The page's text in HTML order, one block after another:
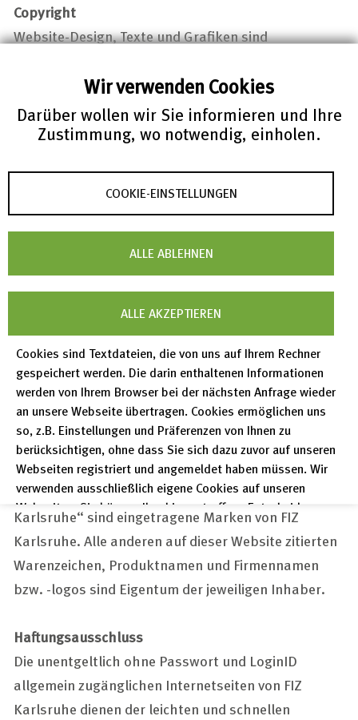
Wir verwenden Cookies
Darüber wollen wir Sie informieren und Ihre
Zustimmung, wo notwendig, einholen.
COOKIE-EINSTELLUNGEN
ALLE ABLEHNEN
ALLE AKZEPTIEREN
Cookies sind Textdateien, die von uns auf Ihrem Rechner
gespeichert werden. Die darin enthaltenen Informationen
werden von Ihrem Browser bei der nächsten Anfrage wieder
an unsere Webseite übertragen. Cookies ermöglichen uns
so, z.B. Einstellungen und Präferenzen von Ihnen zu
berücksichtigen, ohne dass Sie sich dazu zuvor auf unseren
Webseiten registriert und angemeldet haben müssen. Wir
verwenden ausschließlich eigene Cookies auf unseren
Webseiten. Sie können Ihre hier getroffene Entscheidung
unter "Einstellungen" jederzeit ändern und somit auch eine
erteilte Einwilligung für die Zukunft widerrufen.
Datenschutzerklärung
Impressum
Copyright
Website-Design, Texte und Grafiken sind
2025. ALLE RECHTE VORBEHALTEN.
Das Herunterladen und die Speicherung auf
Datenträger, das Einstellen in ein eigenes oder
öffentlichen Zugriff sowie jede sonstige
Vervielfältigung, Bearbeitung, Verbreitung oder
öffentliche Wiedergabe der auf dieser Website
verfügbaren Materialien bzw. Informationen sind nur
in den engen Grenzen des Urheberrechtsgesetzes
Karlsruhe gestattet.
FIZ KarlsruheFotos:Daniel Vieser .
Architekturfotografie, Karlsruhe
ICSD FotosCopyrightWendelin Detemple
Markenschutz
Das Logo von FIZ Karlsruhe sowie der Name „FIZ
Karlsruhe“ sind eingetragene Marken von FIZ
Karlsruhe. Alle anderen auf dieser Website zitierten
Warenzeichen, Produktnamen und Firmennamen
bzw. -logos sind Eigentum der jeweiligen Inhaber.
Haftungsausschluss
Die unentgeltlich ohne Passwort und LoginID
allgemein zugänglichen Internetseiten von FIZ
Karlsruhe dienen der leichten und schnellen